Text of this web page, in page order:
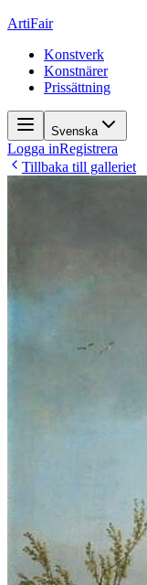
ArtiFair
Konstverk
Konstnärer
Prissättning
Svenska
Logga inRegistrera
Tillbaka till galleriet